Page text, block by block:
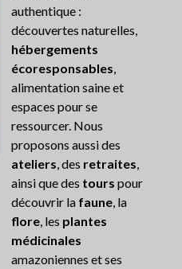
authentique :
découvertes naturelles,
hébergements
écoresponsables,
alimentation saine et
espaces pour se
ressourcer. Nous
proposons aussi des
ateliers, des retraites,
ainsi que des tours pour
découvrir la faune, la
flore, les plantes
médicinales
amazoniennes et ses